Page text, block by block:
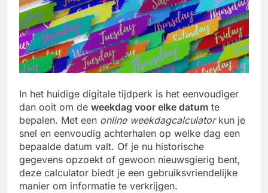
In het huidige digitale tijdperk is het eenvoudiger
dan ooit om de weekdag voor elke datum te
bepalen. Met een online weekdagcalculatorkun je
snel en eenvoudig achterhalen op welke dag een
bepaalde datum valt. Of je nu historische
gegevens opzoekt of gewoon nieuwsgierig bent,
deze calculator biedt je een gebruiksvriendelijke
manier om informatie te verkrijgen.